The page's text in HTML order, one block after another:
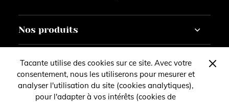
Tacante utilise des cookies sur ce site. Avec votre
consentement, nous les utiliserons pour mesurer et
analyser l'utilisation du site (cookies analytiques),
pour l'adapter à vos intérêts (cookies de
Nos produits
Cheval
Cavalier
Courses
Personnaliser
À propos
La marque
Nos revendeurs
Contact